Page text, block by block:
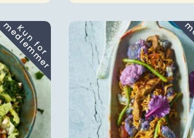
K
u
n
f
o
r
m
e
d
l
e
m
m
e
r